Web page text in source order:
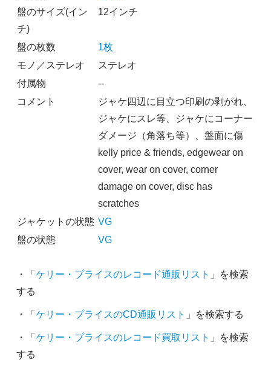
盤のサイズ(イン
チ)
12インチ
盤の枚数
1枚
モノ／ステレオ
ステレオ
付属物
--
コメント
ジャケ四辺に目立つ印刷の剥がれ、
ジャケにスレ等、ジャケにコーナー
ダメージ（角落ち等）、盤面に傷
kelly price & friends, edgewear on
cover, wear on cover, corner
damage on cover, disc has
scratches
ジャケットの状態 VG
盤の状態
VG
・「 ケリー・プライスのレコード通販リスト 」を検索
する
・「 ケリー・プライスのCD通販リスト 」を検索する
・「 ケリー・プライスのレコード買取リスト 」を検索
する